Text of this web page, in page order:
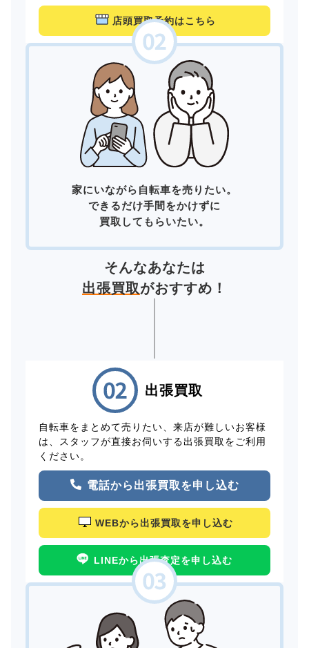
店頭買取予約はこちら
家にいながら自転車を売りたい。
できるだけ手間をかけずに
買取してもらいたい。
そんなあなたは
出張買取がおすすめ！
出張買取
自転車をまとめて売りたい、来店が難しいお客様
は、スタッフが直接お伺いする出張買取をご利用
ください。
電話から出張買取を申し込む
WEBから出張買取を申し込む
LINEから出張査定を申し込む